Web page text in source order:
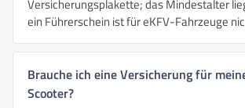
Versicherungsplakette; das Mindestalter
ein Führerschein ist für eKFV-Fahrzeuge
Brauche ich eine Versicherung für
Scooter?